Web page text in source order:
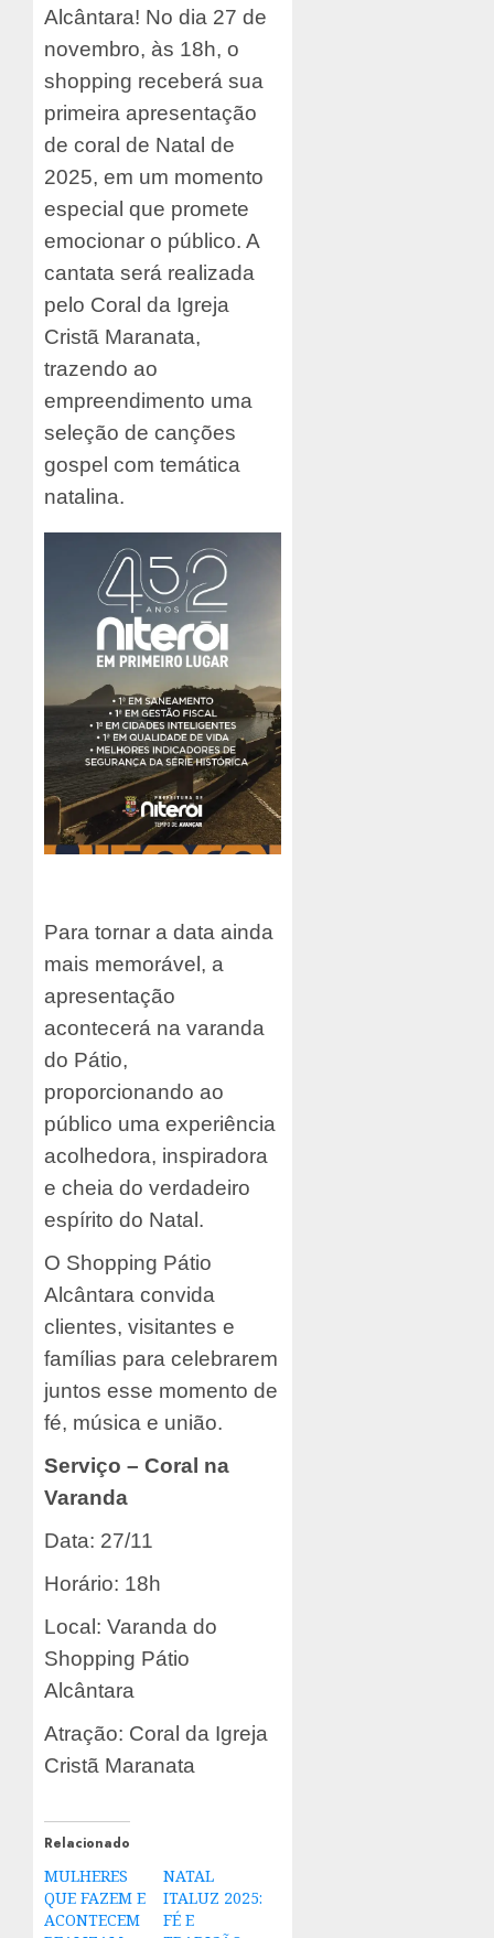
Alcântara! No dia 27 de
novembro, às 18h, o
shopping receberá sua
primeira apresentação
de coral de Natal de
2025, em um momento
especial que promete
emocionar o público. A
cantata será realizada
pelo Coral da Igreja
Cristã Maranata,
trazendo ao
empreendimento uma
seleção de canções
gospel com temática
natalina.
Para tornar a data ainda
mais memorável, a
apresentação
acontecerá na varanda
do Pátio,
proporcionando ao
público uma experiência
acolhedora, inspiradora
e cheia do verdadeiro
espírito do Natal.
O Shopping Pátio
Alcântara convida
clientes, visitantes e
famílias para celebrarem
juntos esse momento de
fé, música e união.
Serviço – Coral na
Varanda
Data: 27/11
Horário: 18h
Local: Varanda do
Shopping Pátio
Alcântara
Atração: Coral da Igreja
Cristã Maranata
Relacionado
MULHERES
QUE FAZEM E
ACONTECEM
NATAL
ITALUZ 2025:
FÉ E